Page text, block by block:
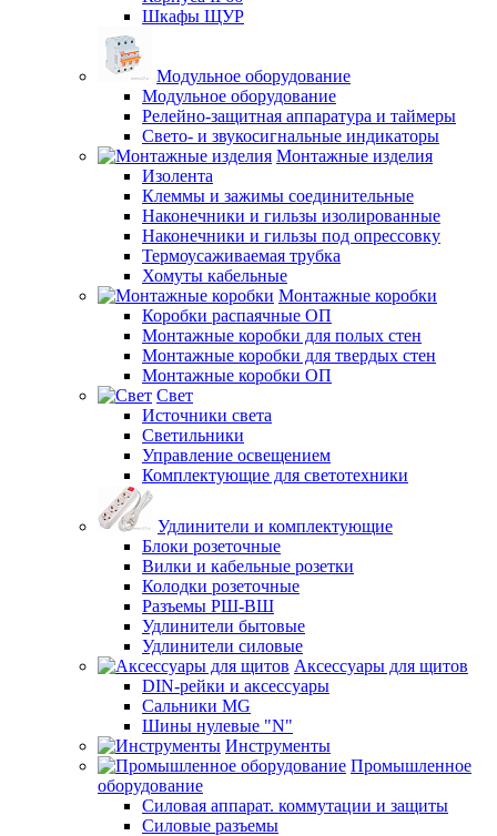
Шкафы ЩУР
Модульное оборудование
Модульное оборудование
Релейно-защитная аппаратура и таймеры
Свето- и звукосигнальные индикаторы
Монтажные изделия
Изолента
Клеммы и зажимы соединительные
Наконечники и гильзы изолированные
Наконечники и гильзы под опрессовку
Термоусаживаемая трубка
Хомуты кабельные
Монтажные коробки
Коробки распаячные ОП
Монтажные коробки для полых стен
Монтажные коробки для твердых стен
Монтажные коробки ОП
Свет
Источники света
Светильники
Управление освещением
Комплектующие для светотехники
Удлинители и комплектующие
Блоки розеточные
Вилки и кабельные розетки
Колодки розеточные
Разъемы РШ-ВШ
Удлинители бытовые
Удлинители силовые
Аксессуары для щитов
DIN-рейки и аксессуары
Сальники MG
Шины нулевые "N"
Инструменты
Промышленное
оборудование
Силовая аппарат. коммутации и защиты
Силовые разъемы